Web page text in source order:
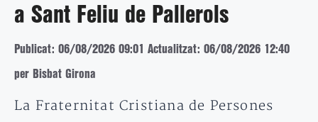
a Sant Feliu de Pallerols
Publicat: 06/08/2026 09:01 Actualitzat: 06/08/2026 12:40
per Bisbat Girona
La Fraternitat Cristiana de Persones